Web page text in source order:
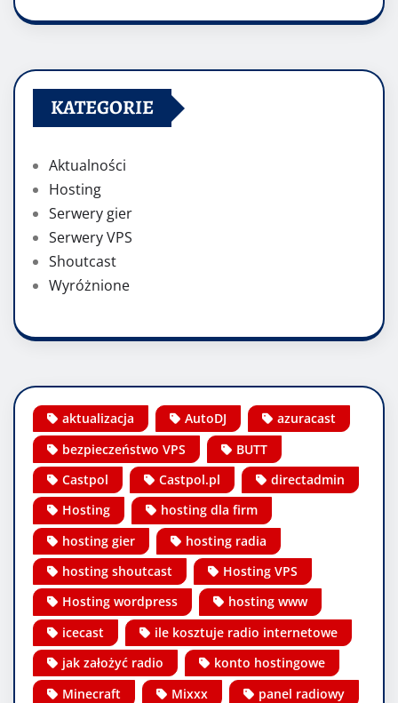
KATEGORIE
Aktualności
Hosting
Serwery gier
Serwery VPS
Shoutcast
Wyróżnione
aktualizacja AutoDJ
azuracast
bezpieczeństwo VPS
BUTT
Castpol
Castpol.pl
directadmin
Hosting
hosting dla firm
hosting gier
hosting radia
hosting shoutcast
Hosting VPS
Hosting wordpress
hosting www
icecast
ile kosztuje radio internetowe
jak założyć radio
konto hostingowe
Minecraft
Mixxx
panel radiowy